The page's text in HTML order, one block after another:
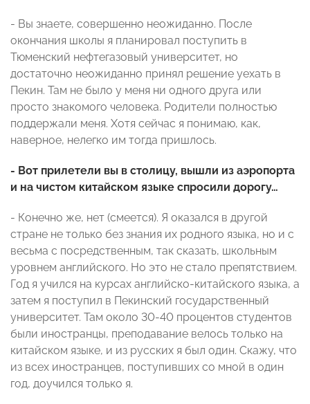
- Вы знаете, совершенно неожиданно. После
окончания школы я планировал поступить в
Тюменский нефтегазовый университет, но
достаточно неожиданно принял решение уехать в
Пекин. Там не было у меня ни одного друга или
просто знакомого человека. Родители полностью
поддержали меня. Хотя сейчас я понимаю, как,
наверное, нелегко им тогда пришлось.
- Вот прилетели вы в столицу, вышли из аэропорта
и на чистом китайском языке спросили дорогу…
- Конечно же, нет (смеется). Я оказался в другой
стране не только без знания их родного языка, но и с
весьма с посредственным, так сказать, школьным
уровнем английского. Но это не стало препятствием.
Год я учился на курсах английско-китайского языка, а
затем я поступил в Пекинский государственный
университет. Там около 30-40 процентов студентов
были иностранцы, преподавание велось только на
китайском языке, и из русских я был один. Скажу, что
из всех иностранцев, поступивших со мной в один
год, доучился только я.